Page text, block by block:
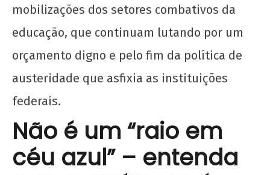
Soberania alimentar é permanência: o PASES
28
de
de
2025
CN
UJC
mobilizações dos setores combativos da
educação, que continuam lutando por um
orçamento digno e pelo fim da política de
austeridade que asfixia as instituições
federais.
Não é um “raio em
céu azul” – entenda